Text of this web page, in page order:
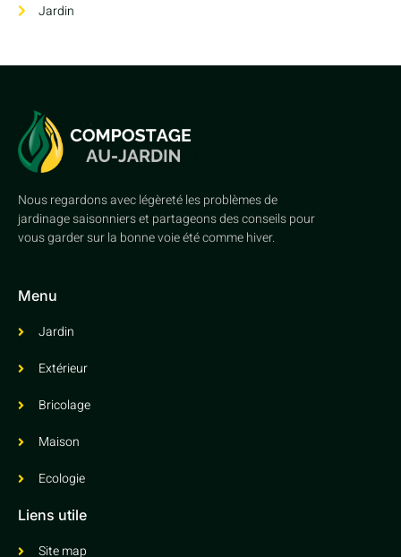
Jardin
Nous regardons avec légèreté les problèmes de
jardinage saisonniers et partageons des conseils pour
vous garder sur la bonne voie été comme hiver.
Menu
Jardin
Extérieur
Bricolage
Maison
Ecologie
Liens utile
Site map